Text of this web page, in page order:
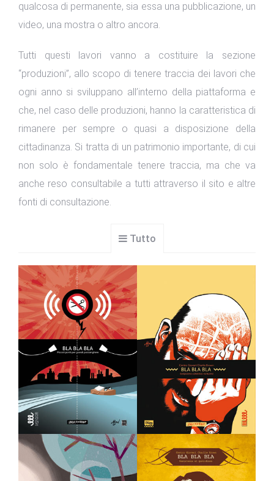
qualcosa di permanente, sia essa una pubblicazione, un
video, una mostra o altro ancora.
Tutti questi lavori vanno a costituire la sezione
“produzioni”, allo scopo di tenere traccia dei lavori che
ogni anno si sviluppano all’interno della piattaforma e
che, nel caso delle produzioni, hanno la caratteristica di
rimanere per sempre o quasi a disposizione della
cittadinanza. Si tratta di un patrimonio importante, di cui
non solo è fondamentale tenere traccia, ma che va
anche reso consultabile a tutti attraverso il sito e altre
fonti di consultazione.
Tutto